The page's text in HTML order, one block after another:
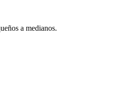
a medianos.